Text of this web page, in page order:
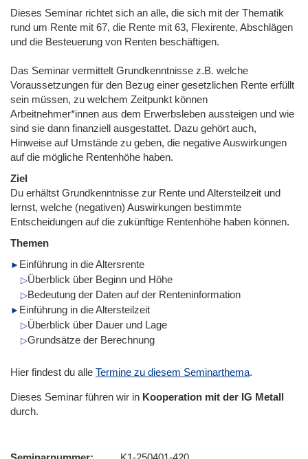
Dieses Seminar richtet sich an alle, die sich mit der Thematik
rund um Rente mit 67, die Rente mit 63, Flexirente, Abschlägen
und die Besteuerung von Renten beschäftigen.
Das Seminar vermittelt Grundkenntnisse z.B. welche
Voraussetzungen für den Bezug einer gesetzlichen Rente erfüllt
sein müssen, zu welchem Zeitpunkt können
Arbeitnehmer*innen aus dem Erwerbsleben aussteigen und wie
sind sie dann finanziell ausgestattet. Dazu gehört auch,
Hinweise auf Umstände zu geben, die negative Auswirkungen
auf die mögliche Rentenhöhe haben.
Ziel
Du erhältst Grundkenntnisse zur Rente und Altersteilzeit und
lernst, welche (negativen) Auswirkungen bestimmte
Entscheidungen auf die zukünftige Rentenhöhe haben können.
Themen
Einführung in die Altersrente
Überblick über Beginn und Höhe
Bedeutung der Daten auf der Renteninformation
Einführung in die Altersteilzeit
Überblick über Dauer und Lage
Grundsätze der Berechnung
Hier findest du alle Termine zu diesem Seminarthema.
Dieses Seminar führen wir in Kooperation mit der IG Metall
durch.